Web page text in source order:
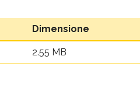
Dimensione
2.55 MB